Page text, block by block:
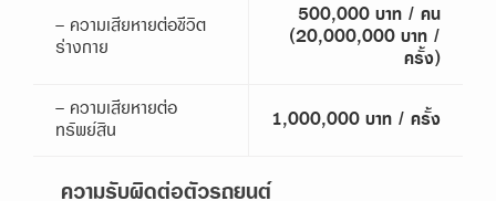
- ความเสียหายต่อชีวิต
ร่างกาย
500,000 บาท / คน
(20,000,000 บาท /
ครั้ง)
- ความเสียหายต่อ
ทรัพย์สิน
1,000,000 บาท / ครั้ง
ความรับผิดต่อตัวรถยนต์